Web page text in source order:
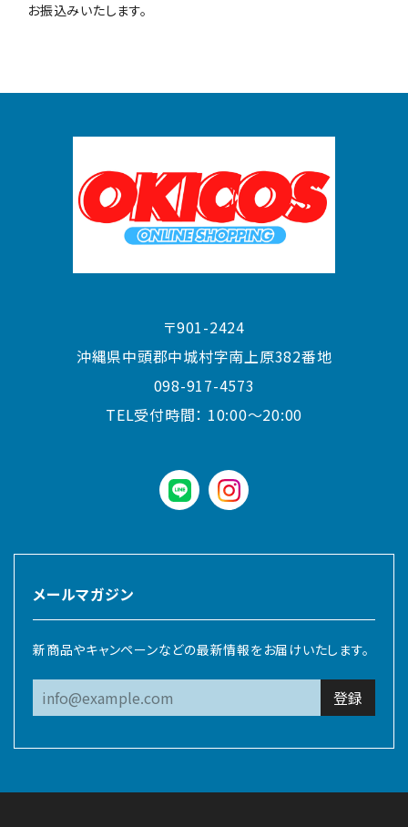
お振込みいたします。
〒901-2424
沖縄県中頭郡中城村字南上原382番地
098-917-4573
TEL受付時間： 10:00〜20:00
LINE instagram
メールマガジン
新商品やキャンペーンなどの最新情報をお届けいたします。
登録